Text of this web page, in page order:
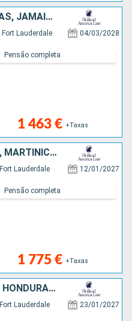
ESTADOS UNIDOS, BAHAMAS, JAMAICA, CAIMÃO (ILHAS), HONDURAS, BELIZE, CARAIBAS - MEXICO
Fort Lauderdale 04/03/2028
1 463 € +Taxas
Pensão completa
SÃO MARTINHO, DOMINICA, MARTINICA, ANTÍGUA E BARBUDA, PORTO RICO, ESTADOS UNIDOS, BAHAMAS, JAMAICA, CAIMÃO (ILHAS), HONDURAS, BELIZE, CARAIBAS - MEXICO
Fort Lauderdale 12/01/2027
1 775 € +Taxas
Pensão completa
JAMAICA, CAIMÃO (ILHAS), HONDURAS, BELIZE, CARAIBAS - MEXICO, ESTADOS UNIDOS, SÃO MARTINHO, DOMINICA, MARTINICA, ANTÍGUA E BARBUDA, TORTOLA, BAHAMAS
Fort Lauderdale 23/01/2027